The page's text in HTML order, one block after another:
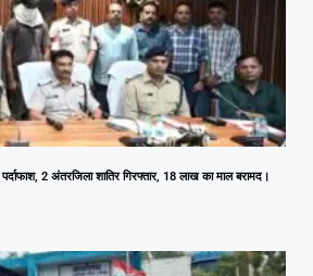
2 अंतरजिला शातिर गिरफ्तार, 18 लाख का माल बरामद।